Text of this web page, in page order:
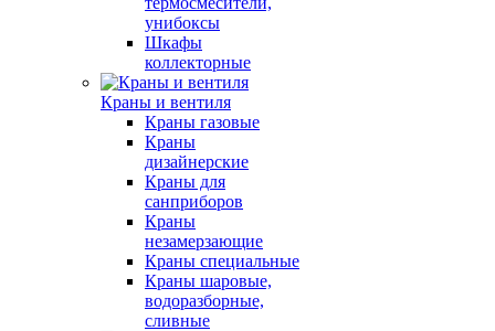
унибоксы
Шкафы
коллекторные
Краны и вентиля
Краны газовые
Краны
дизайнерские
Краны для
санприборов
Краны
незамерзающие
Краны специальные
Краны шаровые,
водоразборные,
сливные